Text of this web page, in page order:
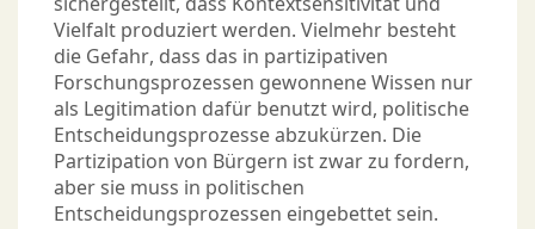
Vielfalt produziert werden. Vielmehr besteht
die Gefahr, dass das in partizipativen
Forschungsprozessen gewonnene Wissen nur
als Legitimation dafür benutzt wird, politische
Entscheidungsprozesse abzukürzen. Die
Partizipation von Bürgern ist zwar zu fordern,
aber sie muss in politischen
Entscheidungsprozessen eingebettet sein.